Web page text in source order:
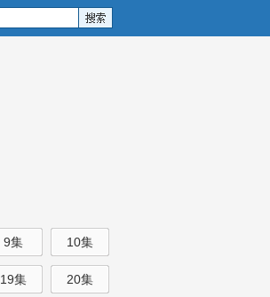
9集 10集
19集 20集